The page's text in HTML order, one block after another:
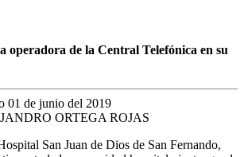
operadora de la Central Telefónica en su
01 de junio del 2019
ORTEGA ROJAS
San Juan de Dios de San Fernando,